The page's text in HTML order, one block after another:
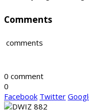
Comments
comments
0 comment
0
Facebook Twitter